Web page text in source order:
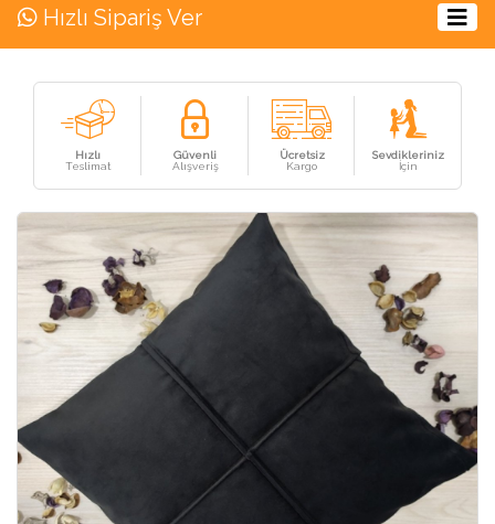
Hızlı Sipariş Ver
Hızlı
Teslimat
Güvenli
Alışveriş
Ücretsiz
Kargo
Sevdikleriniz
İçin